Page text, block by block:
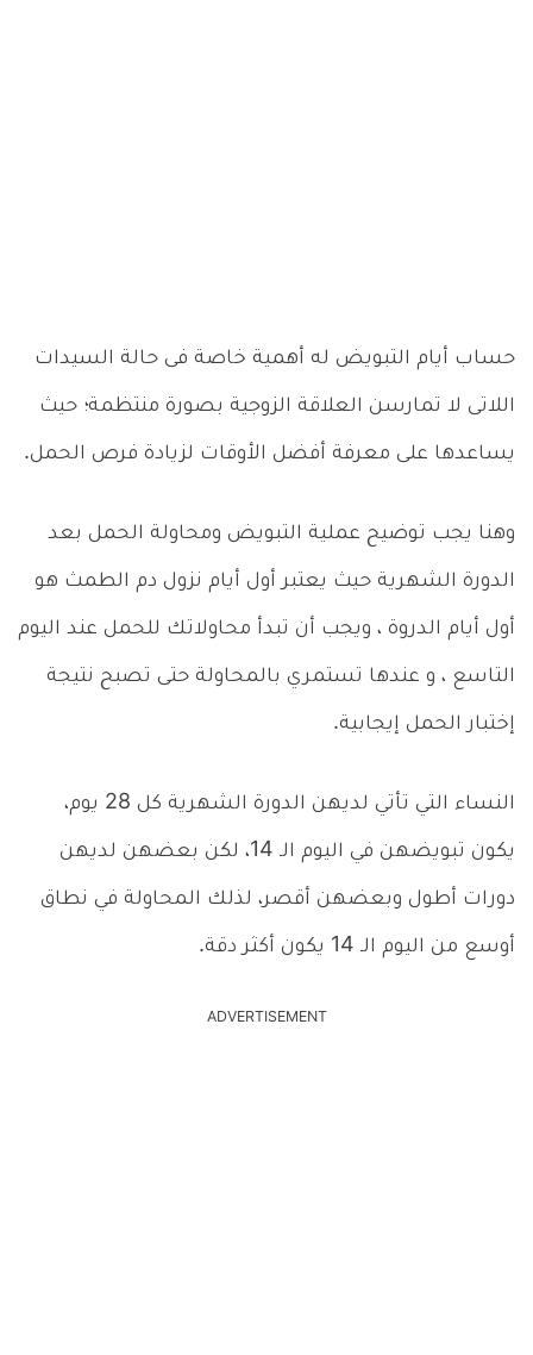
حساب أيام التبويض له أهمية خاصة فى حالة السيدات
اللاتى لا تمارسن العلاقة الزوجية بصورة منتظمة؛ حيث
يساعدها على معرفة أفضل الأوقات لزيادة فرص الحمل.
وهنا يجب توضيح عملية التبويض ومحاولة الحمل بعد
الدورة الشهرية حيث يعتبر أول أيام نزول دم الطمث هو
أول أيام الدروة ، ويجب أن تبدأ محاولاتك للحمل عند اليوم
التاسع ، و عندها تستمري بالمحاولة حتى تصبح نتيجة
إختبار الحمل إيجابية.
النساء التي تأتي لديهن الدورة الشهرية كل 28 يوم،
يكون تبويضهن في اليوم الـ 14، لكن بعضهن لديهن
دورات أطول وبعضهن أقصر، لذلك المحاولة في نطاق
أوسع من اليوم الـ 14 يكون أكثر دقة.
ADVERTISEMENT